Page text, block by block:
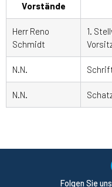
Vorstände
Herr Reno
Schmidt
1.
N.N.
N.N.
Folgen Sie